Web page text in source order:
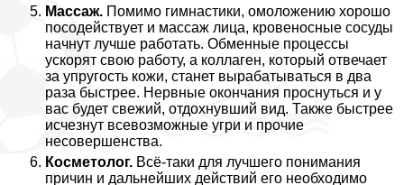
Массаж. Помимо гимнастики, омоложению хорошо
посодействует и массаж лица, кровеносные сосуды
начнут лучше работать. Обменные процессы
ускорят свою работу, а коллаген, который отвечает
за упругость кожи, станет выpaбатываться в два
раза быстрее. Нервные окончания проснуться и у
вас будет свежий, отдохнувший вид. Также быстрее
исчезнут всевозможные угри и прочие
несовершенства.
Косметолог. Всё-таки для лучшего понимания
причин и дальнейших действий его необходимо